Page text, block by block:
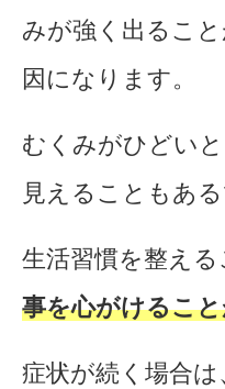
みが強く出るこ
因になります。
むくみがひどい
見えることもある
生活習慣を整える
事を心がけるこ
症状が続く場合